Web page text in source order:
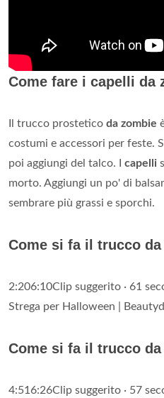
Come fare i capelli da
Il trucco prostetico da zombie
costumi e accessori per feste.
poi aggiungi del talco. I capelli
morto. Aggiungi un po' di
sembrare più grassi e sporchi.
Come si fa il trucco da
2:206:10Clip suggerito · 61
Strega per Halloween |
Come si fa il trucco
4:516:26Clip suggerito · 57